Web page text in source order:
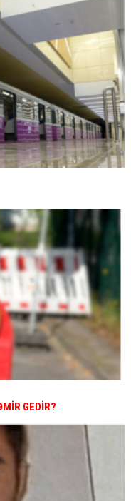
GEDİR?